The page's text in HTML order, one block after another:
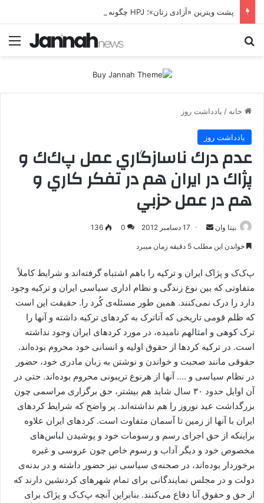
خانه / یادداشت روز
یادداشت روز
عدم درك ناسازگاري عمل پ‌ك‌ك و
پژاك در ايران هم در تفكر كاري و
هم در عمل حزبي
بیتا وان
ر
م
17 دسامبر 2012 0
136
خواندن این مطلب 5 دقیقه زمان میبرد
پ‌ک‌ک و پژاک ایران و ترکیه را باهم اشتباه گرفته‌اند و شرایط کاملاً
متفاوتی که بین نوع زندگی و نظام اداری سیاسی ایران و ترکیه وجود
دارد را درک نمی‌کنند. همین طور مسئله‌ی کُرد را. حقیقت این است
که ظلم قومی تاریخی که آتاترک به کردهای ترکیه داشته و آنها را
ترک کوهی و امثالهم نامیده، در مورد کردهای ایران وجود نداشته
است. در ترکیه کردها از حقوق اولیه و انسانی خود محروم بوده‌اند.
حقوقی مانند صحبت و خواندن و نوشتن به زبان مادری خود، حضور
در نظام سیاسی و …. آنها از هرنوع تریبونی محروم بوده‌اند. حتی در
آن اوایل حدود ۳۰ سال شاید هم بیشتر، حق برگزاری مراسمی چون
بزرگداشت عید نوروز را هم نداشته‌اند. پر واضح که شرایط کردهای
ایران با آنها از زمین تا آسمان متفاوت است. کردهای ایران علاوه
براینکه از حق اجرای رسم و رسومات خود و پوشیدن لباس‌های
مخصوص خود و دیگر آداب و رسوم خاص چون عروسی و غیره
برخوردار بوده‌اند، در صحنه‌ی سیاسی نیز حضور داشته و در بدنه‌ی
دولت و در مجلس نمایندگانی برای تمام شهرهای کردنشین دارند که
از حق و حقوق آنا دفاع می‌کنند. بنابراین آنچه پ‌ک‌ک و پژاک برای